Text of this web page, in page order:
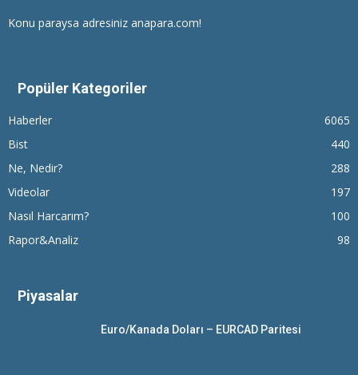
Konu paraysa adresiniz anapara.com!
Popüler Kategoriler
Haberler
6065
Bist
440
Ne, Nedir?
288
Videolar
197
Nasıl Harcarım?
100
Rapor&Analiz
98
Piyasalar
Euro/Kanada Doları – EURCAD Paritesi